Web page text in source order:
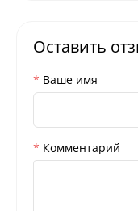
Оставить
Ваше имя
Комментарий